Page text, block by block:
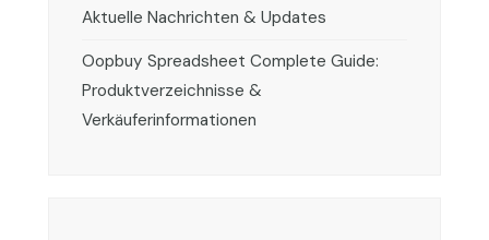
Aktuelle Nachrichten & Updates
Oopbuy Spreadsheet Complete Guide:
Produktverzeichnisse &
Verkäuferinformationen